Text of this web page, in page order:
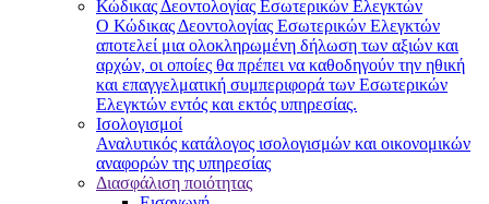
Κώδικας Δεοντολογίας Εσωτερικών Ελεγκτών
Ο Κώδικας Δεοντολογίας Εσωτερικών Ελεγκτών
αποτελεί μια ολοκληρωμένη δήλωση των αξιών και
αρχών, οι οποίες θα πρέπει να καθοδηγούν την ηθική
και επαγγελματική συμπεριφορά των Εσωτερικών
Ελεγκτών εντός και εκτός υπηρεσίας.
Ισολογισμοί
Αναλυτικός κατάλογος ισολογισμών και οικονομικών
αναφορών της υπηρεσίας
Διασφάλιση ποιότητας